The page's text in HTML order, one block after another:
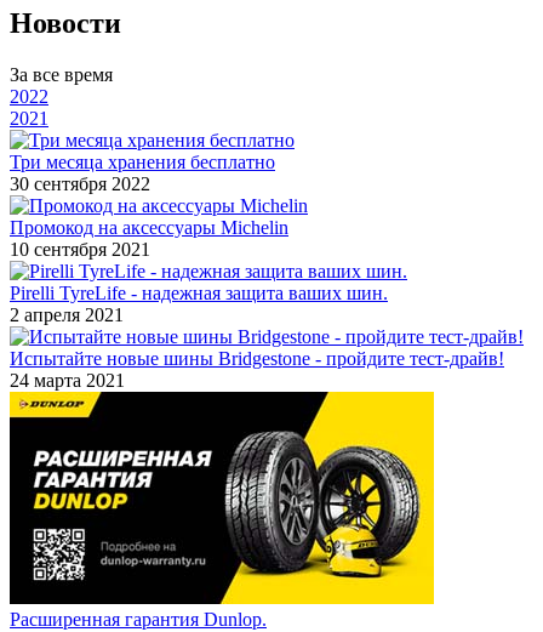
Новости
За все время
2022
2021
Три месяца хранения бесплатно
30 сентября 2022
Промокод на аксессуары Michelin
10 сентября 2021
Pirelli TyreLife - надежная защита ваших шин.
2 апреля 2021
Испытайте новые шины Bridgestone - пройдите тест-драйв!
24 марта 2021
Расширенная гарантия Dunlop.